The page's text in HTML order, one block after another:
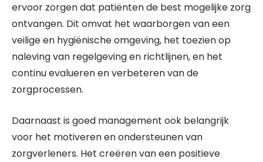
ervoor zorgen dat patiënten de best mogelijke zorg
ontvangen. Dit omvat het waarborgen van een
veilige en hygiënische omgeving, het toezien op
naleving van regelgeving en richtlijnen, en het
continu evalueren en verbeteren van de
zorgprocessen.
Daarnaast is goed management ook belangrijk
voor het motiveren en ondersteunen van
zorgverleners. Het creëren van een positieve